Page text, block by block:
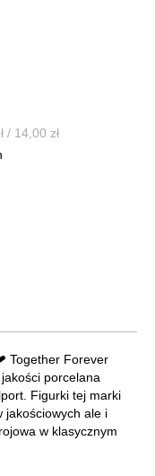
/ 14,00 zł
Together Forever
porcelana
Figurki tej marki
jakościowych ale i
w klasycznym